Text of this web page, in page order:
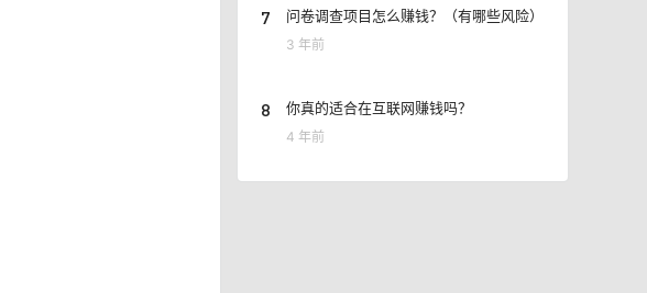
7 问卷调查项目怎么赚钱？（有哪些风险）
3 年前
8 你真的适合在互联网赚钱吗？
4 年前